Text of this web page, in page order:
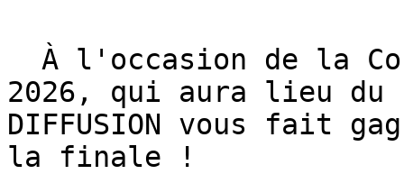
2026, qui aura lieu
DIFFUSION vous fait
la finale !